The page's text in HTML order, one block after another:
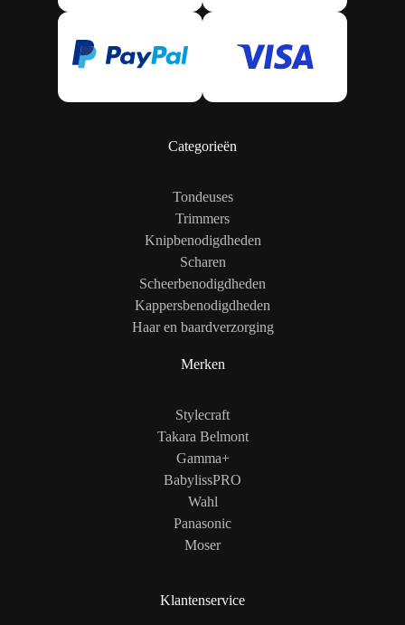
Categorieën
Tondeuses
Trimmers
Knipbenodigdheden
Scharen
Scheerbenodigdheden
Kappersbenodigdheden
Haar en baardverzorging
Merken
Stylecraft
Takara Belmont
Gamma+
BabylissPRO
Wahl
Panasonic
Moser
Klantenservice